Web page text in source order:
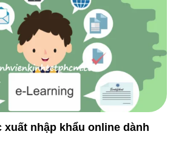
xuất nhập khẩu online dành